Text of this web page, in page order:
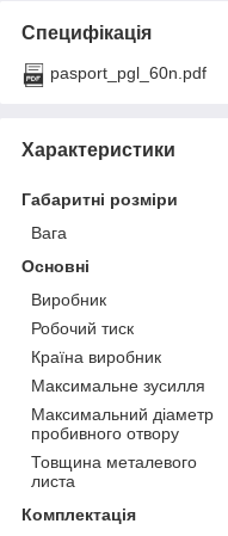
Специфікація
pasport_pgl_60n.pdf
Характеристики
Габаритні розміри
Вага
Основні
Виробник
Робочий тиск
Країна виробник
Максимальне зусилля
Максимальний діаметр
пробивного отвору
Товщина металевого
листа
Комплектація